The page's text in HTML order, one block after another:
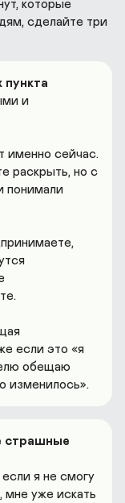
которые
сделайте три
и
раскрыть, но с
понимали
если это «я
обещаю
изменилось».
страшные
если я не смогу
мне уже искать